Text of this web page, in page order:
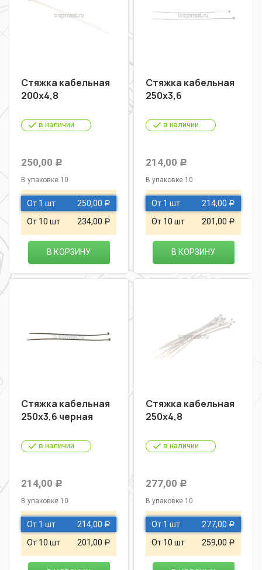
Стяжка кабельная
200х4,8
в наличии
250,00 Р
В упаковке 10
От 1 шт 250,00 Р
От 10 шт 234,00 Р
В КОРЗИНУ
Стяжка кабельная
250х3,6
в наличии
214,00 Р
В упаковке 10
От 1 шт 214,00 Р
От 10 шт 201,00 Р
В КОРЗИНУ
Стяжка кабельная
250х3,6 черная
в наличии
214,00 Р
В упаковке 10
От 1 шт 214,00 Р
От 10 шт 201,00 Р
Стяжка кабельная
250х4,8
в наличии
277,00 Р
В упаковке 10
От 1 шт 277,00 Р
От 10 шт 259,00 Р